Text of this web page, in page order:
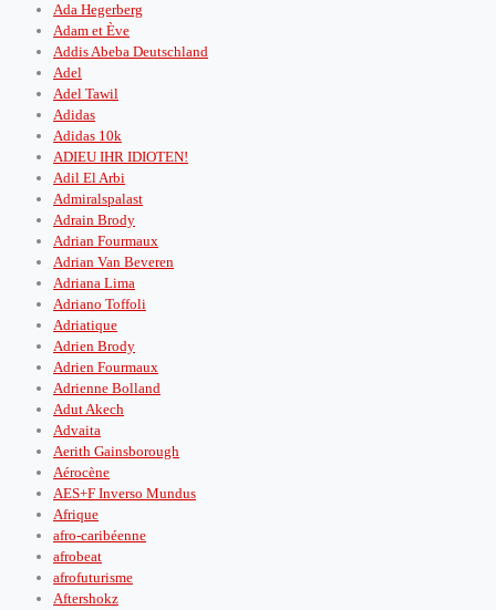
Ada Hegerberg
Adam et Ève
Addis Abeba Deutschland
Adel
Adel Tawil
Adidas
Adidas 10k
ADIEU IHR IDIOTEN!
Adil El Arbi
Admiralspalast
Adrain Brody
Adrian Fourmaux
Adrian Van Beveren
Adriana Lima
Adriano Toffoli
Adriatique
Adrien Brody
Adrien Fourmaux
Adrienne Bolland
Adut Akech
Advaita
Aerith Gainsborough
Aérocène
AES+F Inverso Mundus
Afrique
afro-caribéenne
afrobeat
afrofuturisme
Aftershokz